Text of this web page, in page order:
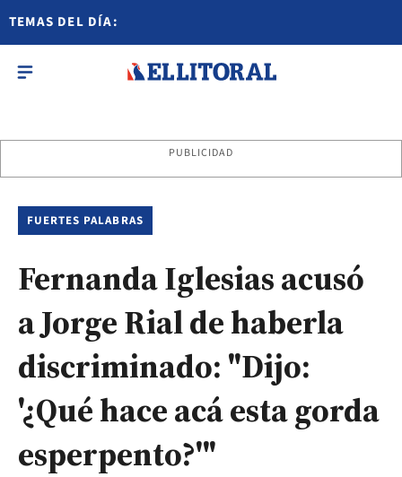
TEMAS DEL DÍA:
PUBLICIDAD
FUERTES PALABRAS
Fernanda Iglesias acusó
a Jorge Rial de haberla
discriminado: "Dijo:
'¿Qué hace acá esta gorda
esperpento?'"